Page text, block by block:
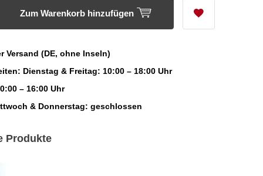
Zum Warenkorb hinzufügen
Versand (DE, ohne Inseln)
Dienstag & Freitag: 10:00 – 18:00 Uhr
– 16:00 Uhr
& Donnerstag: geschlossen
Produkte